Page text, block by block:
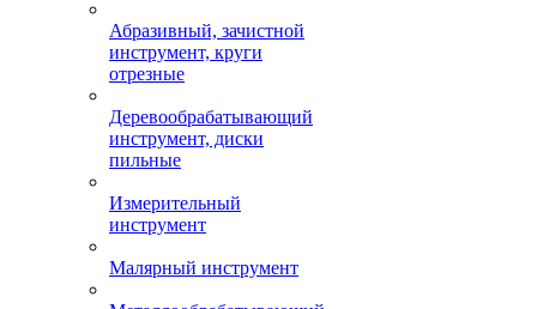
Абразивный, зачистной
инструмент, круги
отрезные
Деревообрабатывающий
инструмент, диски
пильные
Измерительный
инструмент
Малярный инструмент